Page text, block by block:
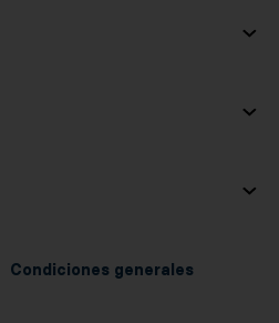
Condiciones generales